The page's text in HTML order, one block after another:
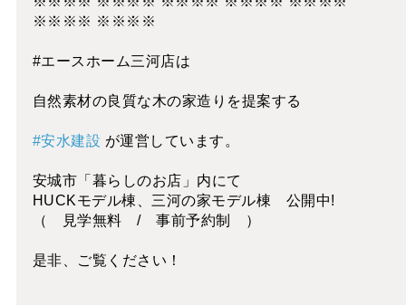
※※※※ ※※※※
#エースホーム三河店は
自然素材の良質な木の家造りを提案する
#安水建設 が運営しています。
安城市「暮らしのお店」内にて
HUCKモデル棟、三河の家モデル棟 公開中!
（ 見学無料 / 事前予約制 ）
是非、ご覧ください！